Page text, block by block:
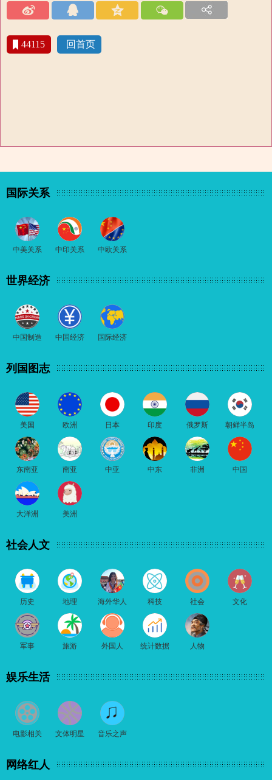
44115 回首页
国际关系
中美关系 中印关系 中欧关系
世界经济
中国制造 中国经济 国际经济
列国图志
美国 欧洲 日本 印度 俄罗斯 朝鲜半岛
东南亚 南亚 中亚 中东 非洲 中国
大洋洲 美洲
社会人文
历史 地理 海外华人 科技 社会 文化
军事 旅游 外国人 统计数据 人物
娱乐生活
电影相关 文体明星 音乐之声
网络红人